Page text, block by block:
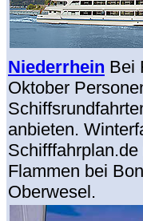
Niederrhein Bei
Oktober
anbieten.
Flammen bei
Oberwesel.